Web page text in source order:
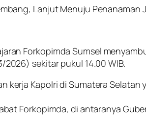
Lanjut Menuju Penanaman
Forkopimda Sumsel
sekitar pukul 14.00 WIB.
Kapolri di Sumatera
Forkopimda, di antaranya